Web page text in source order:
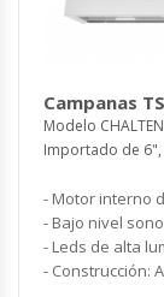
Campanas
Modelo
Importado de 6",
- Motor interno
- Bajo nivel
- Leds de alta
- Construcción: